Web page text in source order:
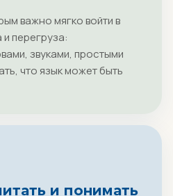
важно мягко войти в
и перегруза:
звуками, простыми
что язык может быть
и понимать